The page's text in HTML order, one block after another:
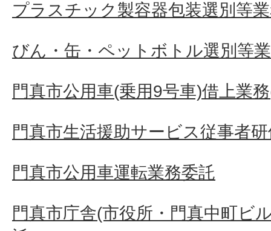
プラスチック製容器包装選別等
びん・缶・ペットボトル選別等
門真市公用車(乗用9号車)借上業
門真市生活援助サービス従事者
門真市公用車運転業務委託
門真市庁舎(市役所・門真中町ビ